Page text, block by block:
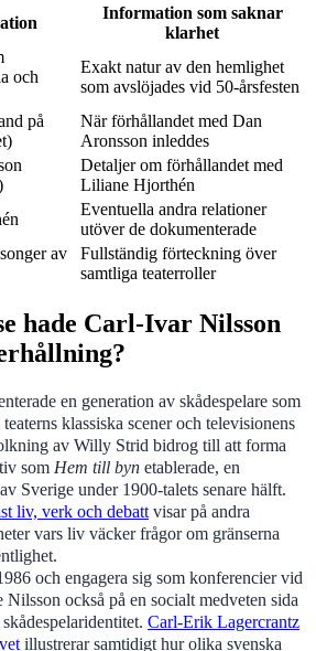
Information som saknar
klarhet
och
Exakt natur av den hemlighet
som avslöjades vid 50-årsfesten
på
När förhållandet med Dan
Aronsson inleddes
Detaljer om förhållandet med
Liliane Hjorthén
Eventuella andra relationer
utöver de dokumenterade
av
Fullständig förteckning över
samtliga teaterroller
hade Carl-Ivar Nilsson
en generation av skådespelare som
klassiska scener och televisionens
av Willy Strid bidrog till att forma
som Hem till byn etablerade, en
Sverige under 1900-talets senare hälft.
liv, verk och debattvisar på andra
vars liv väcker frågor om gränserna
och engagera sig som konferencier vid
också på en socialt medveten sida
Carl-Erik Lagercrantz
illustrerar samtidigt hur olika svenska